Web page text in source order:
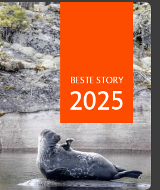
BESTE STORY
2025